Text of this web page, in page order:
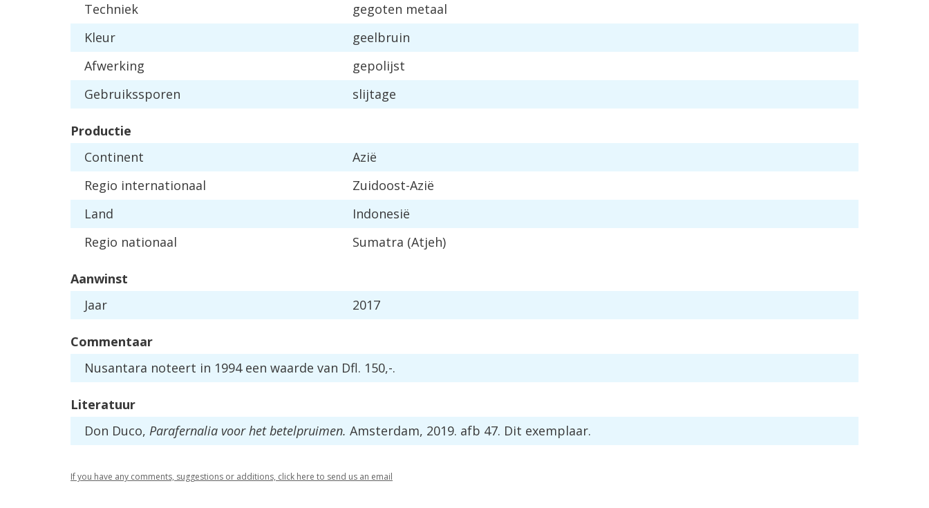
Techniek
gegoten metaal
Kleur
geelbruin
Afwerking
gepolijst
Gebruikssporen
slijtage
Productie
Continent
Azië
Regio internationaal
Zuidoost-Azië
Land
Indonesië
Regio nationaal
Sumatra (Atjeh)
Aanwinst
Jaar
2017
Commentaar
Nusantara noteert in 1994 een waarde van Dfl. 150,-.
Literatuur
Don Duco, Parafernalia voor het betelpruimen. Amsterdam, 2019. afb 47. Dit exemplaar.
If you have any comments, suggestions or additions, click here to send us an email